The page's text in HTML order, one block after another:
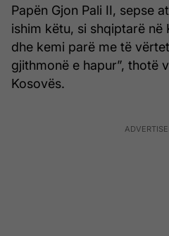
Papën Gjon Pali II, sepse
ishim këtu, si shqiptarë në
dhe kemi parë me të
gjithmonë e hapur”, thotë
Kosovës.